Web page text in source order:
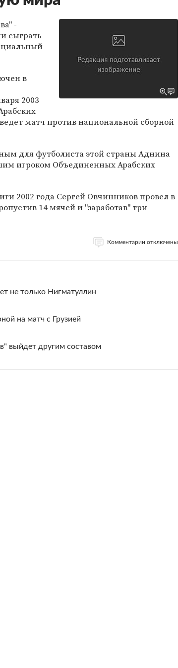
-
сыграть
в
2003
матч против национальной сборной
для футболиста этой страны Аднина
игроком Объединенных Арабских
2002 года Сергей Овчинников провел в
14 мячей и "заработав" три
Комментарии отключены
не только Нигматуллин
на матч с Грузией
выйдет другим составом